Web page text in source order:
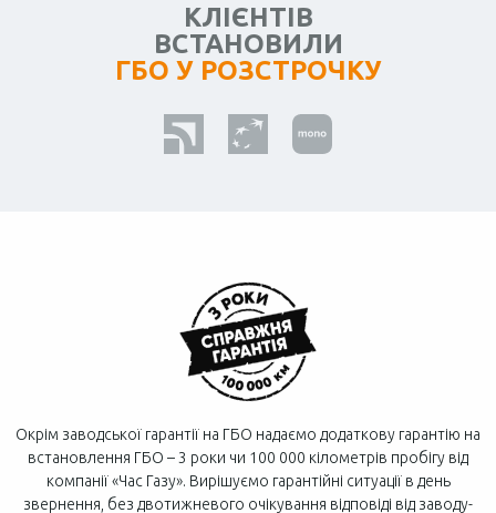
КЛІЄНТІВ
ВСТАНОВИЛИ
ГБО У РОЗСТРОЧКУ
Окрім заводської гарантії на ГБО надаємо додаткову гарантію на
встановлення ГБО – 3 роки чи 100 000 кілометрів пробігу від
компанії «Час Газу». Вирішуємо гарантійні ситуації в день
звернення, без двотижневого очікування відповіді від заводу-